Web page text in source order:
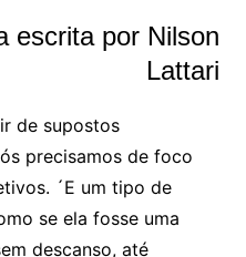
escrita por Nilson
Lattari
supostos
precisamos de foco
´E um tipo de
se ela fosse uma
descanso, até